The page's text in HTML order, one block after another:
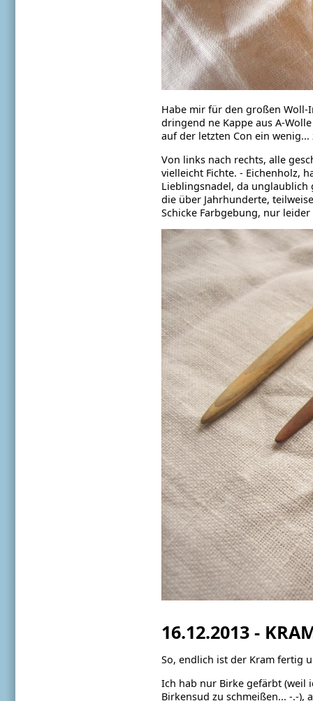
Habe mir für den großen Woll-
dringend ne Kappe aus A-
auf der letzten Con ein
Von links nach rechts, alle
vielleicht Fichte. - Eichenholz,
Lieblingsnadel, da
die über Jahrhunderte,
Schicke Farbgebung, nur
16.12.2013 -
So, endlich ist der Kram fertig
Ich hab nur Birke gefärbt (weil
Birkensud zu schmeißen... -.-),